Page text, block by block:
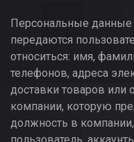
Персональные данные
передаются
относиться: имя,
телефонов, адреса
доставки товаров или
компании, которую
должность в